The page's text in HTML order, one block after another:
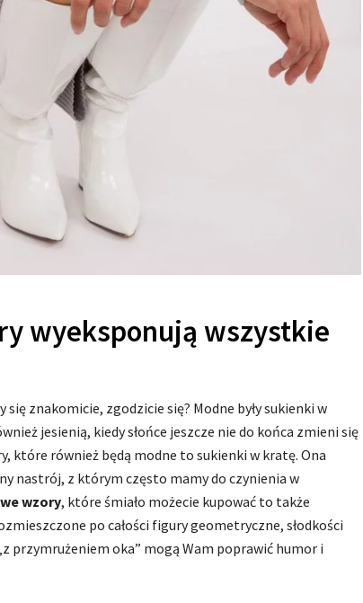
wyeksponują wszystkie
się znakomicie, zgodzicie się? Modne były sukienki w
jesienią, kiedy słońce jeszcze nie do końca zmieni się
które również będą modne to sukienki w kratę. Ona
nastrój, z którym często mamy do czynienia w
wzory, które śmiało możecie kupować to także
po całości figury geometryczne, słodkości
przymrużeniem oka” mogą Wam poprawić humor i